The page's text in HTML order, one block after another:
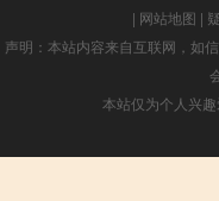
| 网站地图 |
声明：本站内容来自互联网，如
本站仅为个人兴